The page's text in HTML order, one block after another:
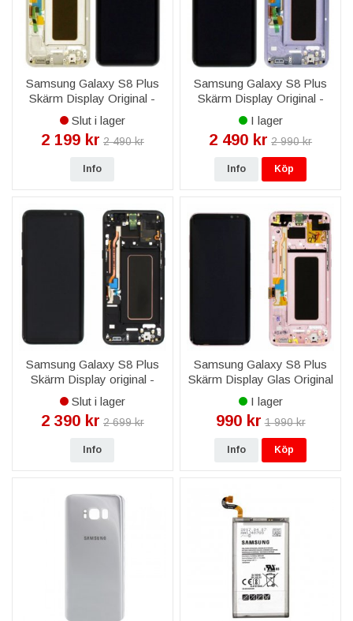
Samsung Galaxy S8 Plus
Skärm Display Original -
Guld
Slut i lager
2 199 kr 2 490 kr
Info
Samsung Galaxy S8 Plus
Skärm Display Original -
Violett
I lager
2 490 kr 2 990 kr
Info Köp
Samsung Galaxy S8 Plus
Skärm Display original -
Svart
Slut i lager
2 390 kr 2 699 kr
Info
Samsung Galaxy S8 Plus
Skärm Display Glas Original
- Rosa/Guld
I lager
990 kr 1 990 kr
Info Köp